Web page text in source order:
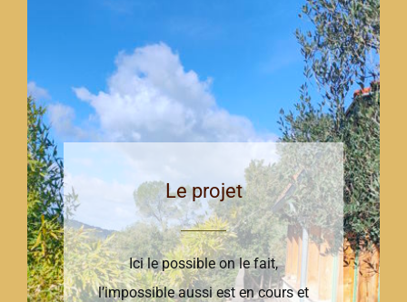
Le projet
Ici le possible on le fait,
l’impossible aussi est en cours et